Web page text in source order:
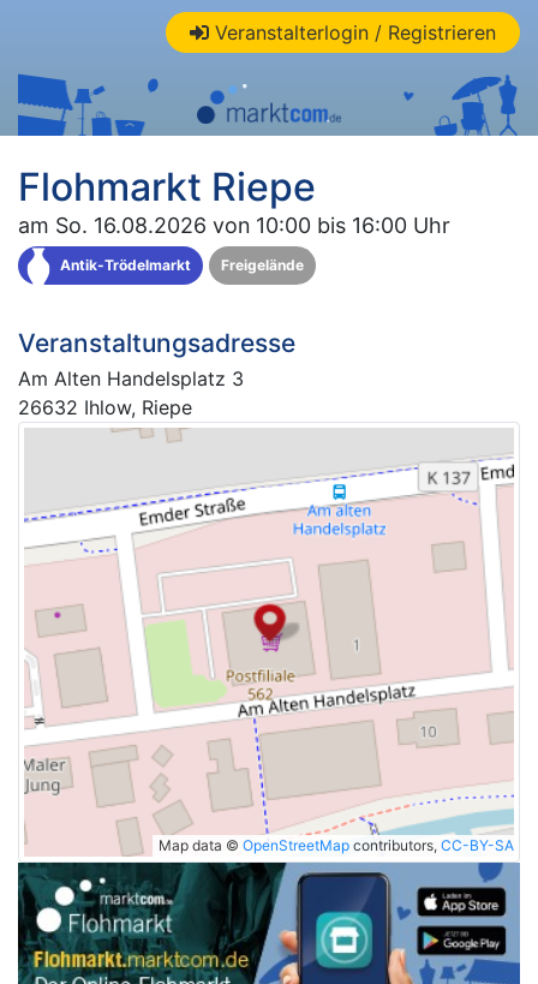
Veranstalterlogin / Registrieren
Flohmarkt Riepe
am So. 16.08.2026 von 10:00 bis 16:00 Uhr
Antik-Trödelmarkt Freigelände
Veranstaltungsadresse
Am Alten Handelsplatz 3
26632 Ihlow, Riepe
Map data © OpenStreetMap contributors, CC-BY-SA